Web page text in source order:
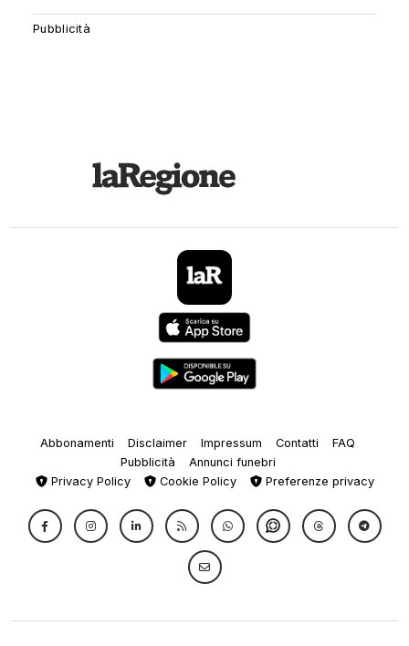
Abbonamenti Disclaimer Impressum Contatti
FAQ
Pubblicità
Annunci funebri
Privacy Policy
Cookie Policy Preferenze privacy